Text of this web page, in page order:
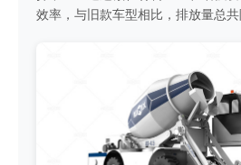
效率，与旧款车型相比，排放量总共